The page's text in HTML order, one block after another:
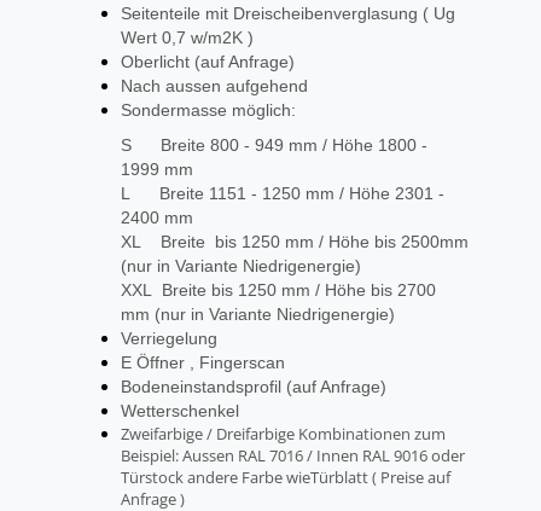
Seitenteile mit Dreischeibenverglasung ( Ug
Wert 0,7 w/m2K )
Oberlicht (auf Anfrage)
Nach aussen aufgehend
Sondermasse möglich:
S Breite 800 - 949 mm / Höhe 1800 -
1999 mm
L Breite 1151 - 1250 mm / Höhe 2301 -
2400 mm
XL Breite bis 1250 mm / Höhe bis 2500mm
(nur in Variante Niedrigenergie)
XXL Breite bis 1250 mm / Höhe bis 2700
mm (nur in Variante Niedrigenergie)
Verriegelung
E Öffner , Fingerscan
Bodeneinstandsprofil (auf Anfrage)
Wetterschenkel
Zweifarbige / Dreifarbige Kombinationen zum
Beispiel: Aussen RAL 7016 / Innen RAL 9016 oder
Türstock andere Farbe wieTürblatt ( Preise auf
Anfrage )